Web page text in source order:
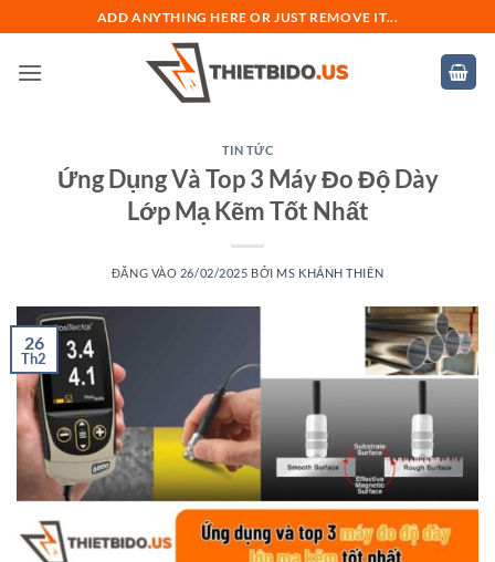
qua
nội
ADD ANYTHING HERE OR JUST REMOVE IT...
TIN TỨC
Ứng Dụng Và Top 3 Máy Đo Độ Dày
Lớp Mạ Kẽm Tốt Nhất
ĐĂNG VÀO 26/02/2025 BỞI MS KHÁNH THIÊN
26
Th2